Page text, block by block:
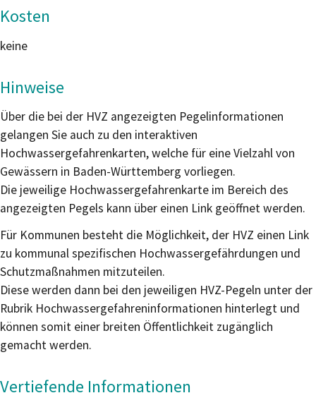
Kosten
keine
Hinweise
Über die bei der HVZ angezeigten Pegelinformationen
gelangen Sie auch zu den interaktiven
Hochwassergefahrenkarten, welche für eine Vielzahl von
Gewässern in Baden-Württemberg vorliegen.
Die jeweilige Hochwassergefahrenkarte im Bereich des
angezeigten Pegels kann über einen Link geöffnet werden.
Für Kommunen besteht die Möglichkeit, der HVZ einen Link
zu kommunal spezifischen Hochwassergefährdungen und
Schutzmaßnahmen mitzuteilen.
Diese werden dann bei den jeweiligen HVZ-Pegeln unter der
Rubrik Hochwassergefahreninformationen hinterlegt und
können somit einer breiten Öffentlichkeit zugänglich
gemacht werden.
Vertiefende Informationen